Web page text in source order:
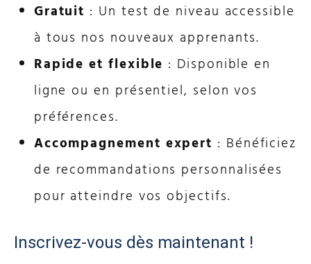
Gratuit : Un test de niveau accessible
à tous nos nouveaux apprenants.
Rapide et flexible : Disponible en
ligne ou en présentiel, selon vos
préférences.
Accompagnement expert : Bénéficiez
de recommandations personnalisées
pour atteindre vos objectifs.
Inscrivez-vous dès maintenant !